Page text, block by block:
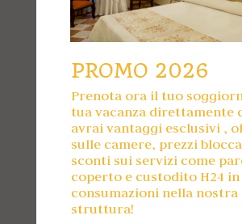
PROMO 2026
Prenota ora il tuo
tua vacanza direttamente
avrai vantaggi esclusivi ,
sulle camere, prezzi
sconti sui servizi come
coperto e custodito H24
consumazioni nella nostra
struttura!